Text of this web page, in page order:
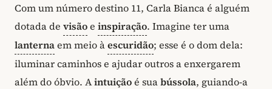
Com um número destino 11, Carla Bianca é alguém
dotada de visãoe inspiração. Imagine ter uma
lanternaem meio àescuridão; esse é o dom dela:
iluminar caminhos e ajudar outros a enxergarem
além do óbvio. Aintuiçãoé suabússola, guiando-a